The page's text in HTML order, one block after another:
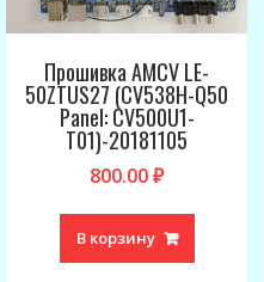
Прошивка AMCV LE-
50ZTUS27 (CV538H-Q50
Panel: CV500U1-
T01)-20181105
800.00₽
В корзину